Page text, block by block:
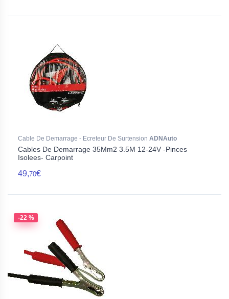
Cable De Demarrage - Ecreteur De Surtension ADNAuto
Cables De Demarrage 35Mm2 3.5M 12-24V -Pinces
Isolees- Carpoint
49,70€
-22 %